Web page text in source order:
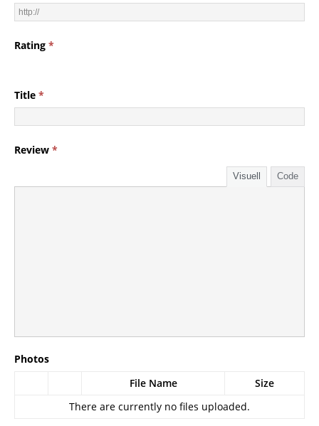
Rating *
Title *
Review *
Visuell Code
Photos
File Name
Size
There are currently no files uploaded.